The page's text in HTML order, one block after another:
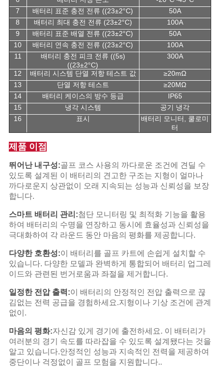
7
배터리 표준 충전 전류 ((23±2°C)
50A
8
배터리 최대 충전 전류 (23±2°C)
100A
9
배터리 표준 배열 전류 ((23±2°C)
50A
10
배터리 연속 충전 전류 ((23±2°C)
100A
11
배터리 충전 피크 전류 ((5s)
((23±2°C)
300A
12 배터리 시스템 단열 저항 테스트 값
≥20mΩ
13
단열 저항 테스트
≥20MΩ
14
배터리 케이스의 방수 등급
IP65
15
냉각 시스템
공기 냉각
16
표시
배터리 모니터, 쿨로미
터
제품 이점
뛰어난 내구성:골프 코스 사용의 까다로운 조건에 견딜 수
있도록 설계된 이 배터리의 견고한 구조는 지형이 얼마나
까다로운지 상관없이 오래 지속되는 성능과 신뢰성을 보장
합니다.
스마트 배터리 관리:첨단 모니터링 및 최적화 기능을 활용
하여 배터리의 수명을 연장하고 동시에 효율성과 신뢰성을
극대화하여 각 라운드 동안 마음의 평화를 제공합니다.
다양한 호환성:이 배터리를 골프 카트에 손쉽게 설치할 수
있습니다. 다양한 모델과 완벽하게 통합되어 배터리 업그레
이드와 관련된 번거로움과 좌절을 제거합니다.
일정한 전압 출력:이 배터리의 안정적인 전압 출력으로 끊
김없는 전력 공급을 경험하세요.지형이나 기상 조건에 관계
없이.
마음의 평화:자신감 있게 경기에 출전하세요. 이 배터리가
여러분의 경기 속도를 따라잡을 수 있도록 설계됐다는 것을
알고 있습니다.안정적인 성능과 지속적인 전력을 제공하여
중단이나 걱정없이 골프 모험을 지원합니다..